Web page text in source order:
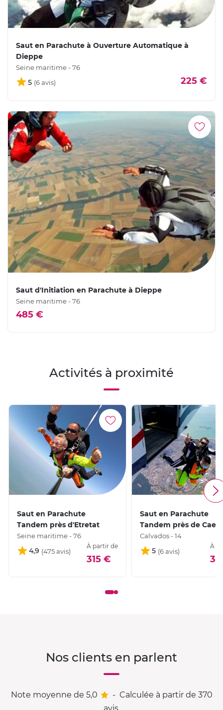
Saut en Parachute à Ouverture Automatique à
Dieppe
Seine maritime - 76
5 225 €
Saut d'Initiation en Parachute à Dieppe
Seine maritime - 76
485 €
Activités à proximité
Saut en Parachute
Tandem près d'Etretat
Seine maritime - 76
4,9
À partir de
315 €
Saut en Parachute
Tandem près de Caen
Calvados - 14
5
À
Nos clients en parlent
Note moyenne de 5,0 - Calculée à partir de 370